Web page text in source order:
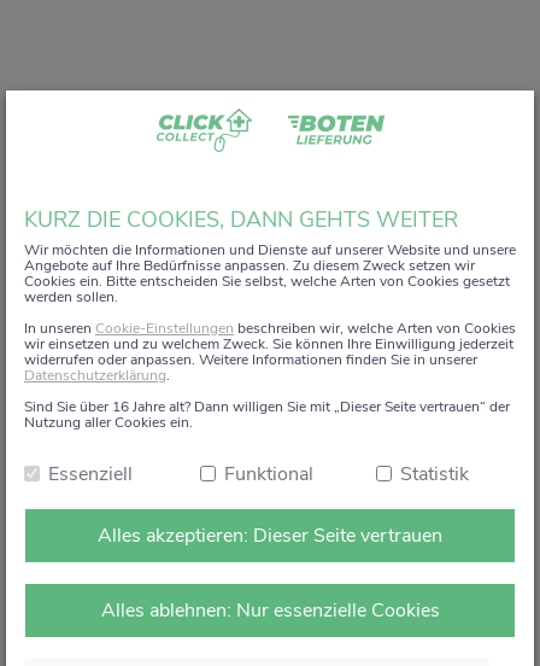
Liebe Kundin, lieber Kunde,
vielen Dank, dass Sie unser digitalesZACK+DA!
Aktionsregal genutzt haben.
Wir haben uns sehr gefreut, Sie auf diesem Weg begleiten
zu dürfen.
Dieses Angebot wird zum 15. Januar 2026 eingestellt.
Ab dem 16. Januar 2026 stehen die Online-
nicht mehr zur Verfügung.
Natürlich sind wir weiterhin persönlich für Sie da. Direkt
vor Ort in Ihrer Apotheke.
attraktive Angebote und den besten Service rund um Ihre
KURZ DIE COOKIES, DANN GEHTS WEITER
Wir möchten die Informationen und Dienste auf unserer Website und unsere
Angebote auf Ihre Bedürfnisse anpassen. Zu diesem Zweck setzen wir
Cookies ein. Bitte entscheiden Sie selbst, welche Arten von Cookies gesetzt
werden sollen.
In unseren Cookie-Einstellungen beschreiben wir, welche Arten von Cookies
wir einsetzen und zu welchem Zweck. Sie können Ihre Einwilligung jederzeit
widerrufen oder anpassen. Weitere Informationen finden Sie in unserer
Datenschutzerklärung.
Sind Sie über 16 Jahre alt? Dann willigen Sie mit „Dieser Seite vertrauen“ der
Nutzung aller Cookies ein.
Essenziell Funktional Statistik
Alles akzeptieren: Dieser Seite vertrauen
Alles ablehnen: Nur essenzielle Cookies